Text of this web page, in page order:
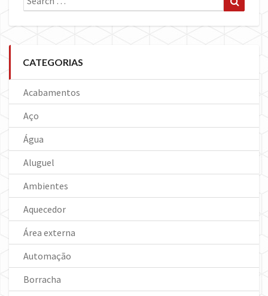
for:
CATEGORIAS
Acabamentos
Aço
Água
Aluguel
Ambientes
Aquecedor
Área externa
Automação
Borracha